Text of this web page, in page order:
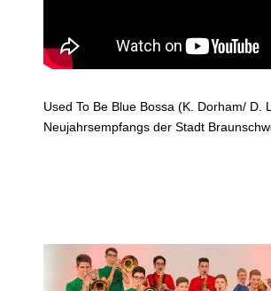
Used To Be Blue Bossa (K. Dorham/ D.
Neujahrsempfangs der Stadt